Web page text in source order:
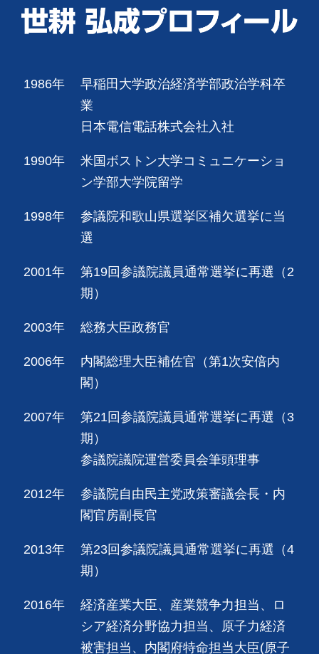
1986年
早稲田大学政治経済学部政治学科卒
業
日本電信電話株式会社入社
1990年
米国ボストン大学コミュニケーショ
ン学部大学院留学
1998年
参議院和歌山県選挙区補欠選挙に当
選
2001年
第19回参議院議員通常選挙に再選（2
期）
2003年 総務大臣政務官
2006年
内閣総理大臣補佐官（第1次安倍内
閣）
2007年
第21回参議院議員通常選挙に再選（3
期）
参議院議院運営委員会筆頭理事
2012年
参議院自由民主党政策審議会長・内
閣官房副長官
2013年
第23回参議院議員通常選挙に再選（4
期）
2016年
経済産業大臣、産業競争力担当、ロ
シア経済分野協力担当、原子力経済
被害担当、内閣府特命担当大臣(原子